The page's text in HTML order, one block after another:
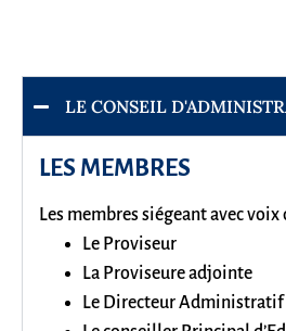
LE CONSEIL
LES MEMBRES
Les membres siégeant avec
Le Proviseur
La Proviseure adjointe
Le Directeur Administratif